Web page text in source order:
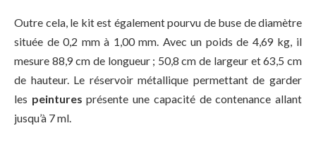
Outre cela, le kit est également pourvu de buse de diamètre
située de 0,2 mm à 1,00 mm. Avec un poids de 4,69 kg, il
mesure 88,9 cm de longueur ; 50,8 cm de largeur et 63,5 cm
de hauteur. Le réservoir métallique permettant de garder
les peintures présente une capacité de contenance allant
jusqu’à 7 ml.